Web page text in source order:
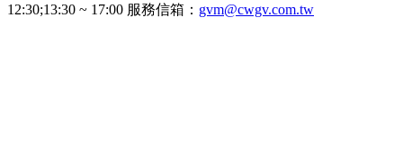
12:30;13:30 ~ 17:00 服務信箱： gvm@cwgv.com.tw